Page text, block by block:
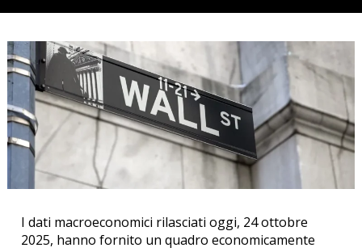
I dati macroeconomici rilasciati oggi, 24 ottobre
2025, hanno fornito un quadro economicamente